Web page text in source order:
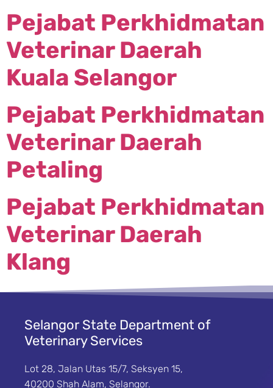
Pejabat Perkhidmatan
Veterinar Daerah
Kuala Selangor
Pejabat Perkhidmatan
Veterinar Daerah
Petaling
Pejabat Perkhidmatan
Veterinar Daerah
Klang
Selangor State Department of
Veterinary Services
Lot 28, Jalan Utas 15/7, Seksyen 15,
40200 Shah Alam, Selangor.